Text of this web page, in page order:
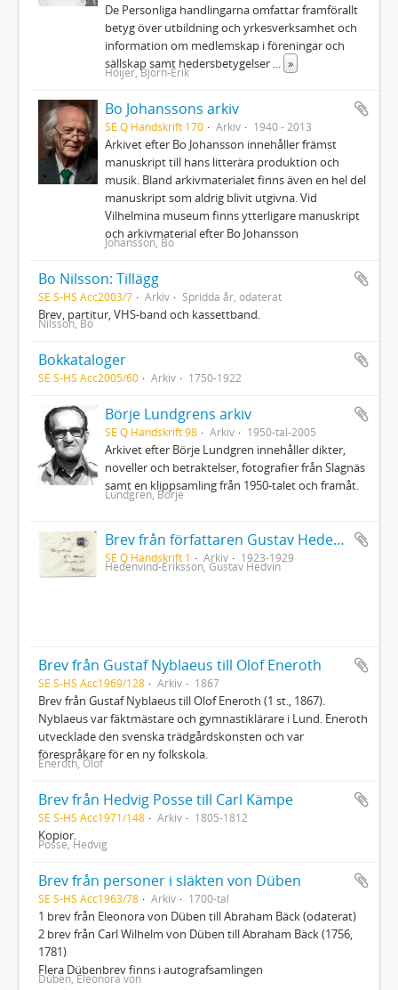
De Personliga handlingarna omfattar framförallt
betyg över utbildning och yrkesverksamhet och
information om medlemskap i föreningar och
sällskap samt hedersbetygelser
»
Höijer, Björn-Erik
Bo Johanssons arkiv
SE Q Handskrift 170 Arkiv 1940 - 2013
Arkivet efter Bo Johansson innehåller främst
manuskript till hans litterära produktion och
musik. Bland arkivmaterialet finns även en hel del
manuskript som aldrig blivit utgivna. Vid
Vilhelmina museum finns ytterligare manuskript
och arkivmaterial efter Bo Johansson
Johansson, Bo
Bo Nilsson: Tillägg
SE S-HS Acc2003/7 Arkiv Spridda år, odaterat
Brev, partitur, VHS-band och kassettband.
Nilsson, Bo
Bokkataloger
SE S-HS Acc2005/60 Arkiv 1750-1922
Börje Lundgrens arkiv
SE Q Handskrift 98 Arkiv 1950-tal-2005
Arkivet efter Börje Lundgren innehåller dikter,
noveller och betraktelser, fotografier från Slagnäs
samt en klippsamling från 1950-talet och framåt.
Lundgren, Börje
Brev från författaren Gustav Hedenvind-Eriksson
SE Q Handskrift 1 Arkiv 1923-1929
Hedenvind-Eriksson, Gustav Hedvin
Brev från Gustaf Nyblaeus till Olof Eneroth
SE S-HS Acc1969/128 Arkiv 1867
Brev från Gustaf Nyblaeus till Olof Eneroth (1 st., 1867).
Nyblaeus var fäktmästare och gymnastiklärare i Lund. Eneroth
utvecklade den svenska trädgårdskonsten och var
förespråkare för en ny folkskola.
Eneroth, Olof
Brev från Hedvig Posse till Carl Kämpe
SE S-HS Acc1971/148 Arkiv 1805-1812
Kopior.
Posse, Hedvig
Brev från personer i släkten von Düben
SE S-HS Acc1963/78 Arkiv 1700-tal
1 brev från Eleonora von Düben till Abraham Bäck (odaterat)
2 brev från Carl Wilhelm von Düben till Abraham Bäck (1756,
1781)
Flera Dübenbrev finns i autografsamlingen
Düben, Eleonora von